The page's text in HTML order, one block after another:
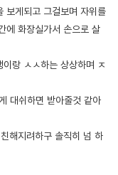
보게되고 그걸보며 자위를
에 화장실가서 손으로 살
랑 ㅅㅅ하는 상상하며 ㅈ
대쉬하면 받아줄것 같아
해지려하구 솔직히 넘 하